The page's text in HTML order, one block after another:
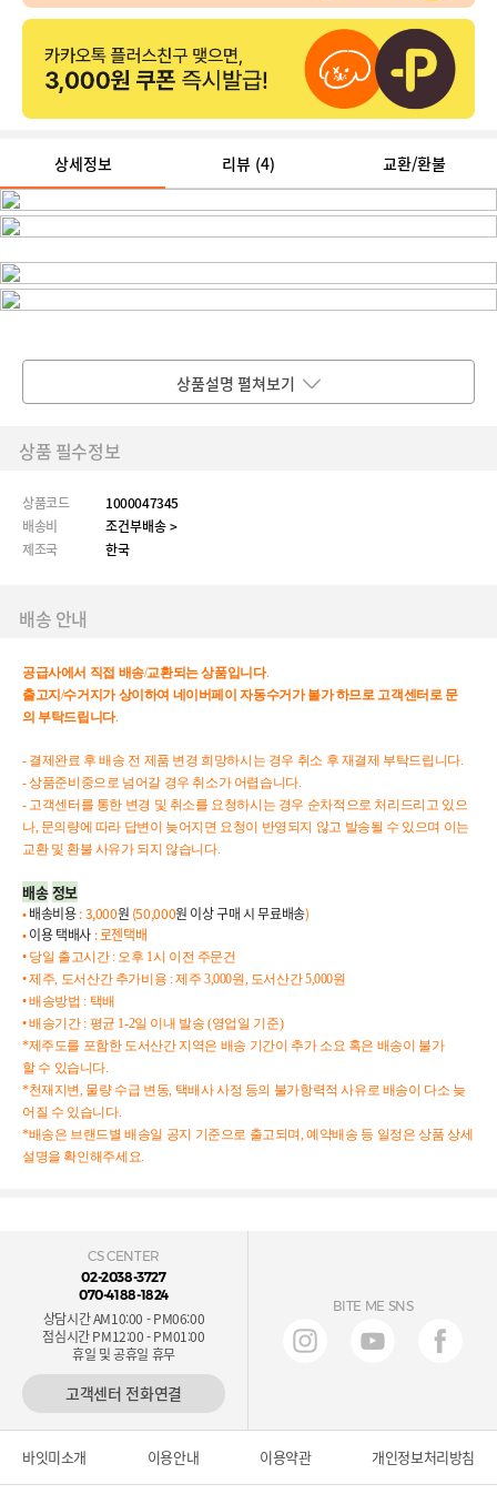
상세정보 리뷰 (4) 교환/환불
상품설명 펼쳐보기
상품 필수정보
상품코드
1000047345
배송비
조건부배송 >
제조국
한국
배송 안내
공급사에서 직접 배송/교환되는상품입니다.
출고지/수거지가 상이하여 네이버페이 자동수거가 불가하므로 고객센터로 문
의 부탁드립니다.
- 결제완료 후 배송 전 제품 변경 희망하시는 경우 취소 후 재결제 부탁드립니다.
- 상품준비중으로 넘어갈 경우 취소가 어렵습니다.
- 고객센터를 통한 변경 및 취소를 요청하시는 경우 순차적으로 처리드리고 있으
나, 문의량에 따라 답변이 늦어지면 요청이 반영되지 않고 발송될 수 있으며 이는
교환 및 환불 사유가 되지 않습니다.
배송정보
•배송비용:3,000원 (50,000원 이상구매시무료배송)
•이용택배사: 로젠택배
• 당일 출고시간: 오후 1시 이전 주문건
•제주 도서산간 추가비용 :제주 3,000원 도서산간5,000원
•배송방법 : 택배
•배송기간: 평균 1-2일 이내 발송 (영업일 기준)
*제주도를 포함한 도서산간 지역은 배송 기간이 추가 소요 혹은 배송이 불가
할 수 있습니다.
*천재지변 물량 수급 변동 택배사사정 등의 불가항력적 사유로 배송이 다소 늦
어질 수 있습니다.
*배송은 브랜드별 배송일 공지 기준으로 출고되며 ,예약배송 등 일정은 상품 상세
설명을 확인해주세요
CS CENTER
02-2038-3727
070-4188-1824
상담시간 AM10:00 - PM06:00
점심시간 PM12:00 - PM01:00
휴일 및 공휴일 휴무
고객센터 전화연결
BITE ME SNS
바잇미소개 이용안내 이용약관 개인정보처리방침